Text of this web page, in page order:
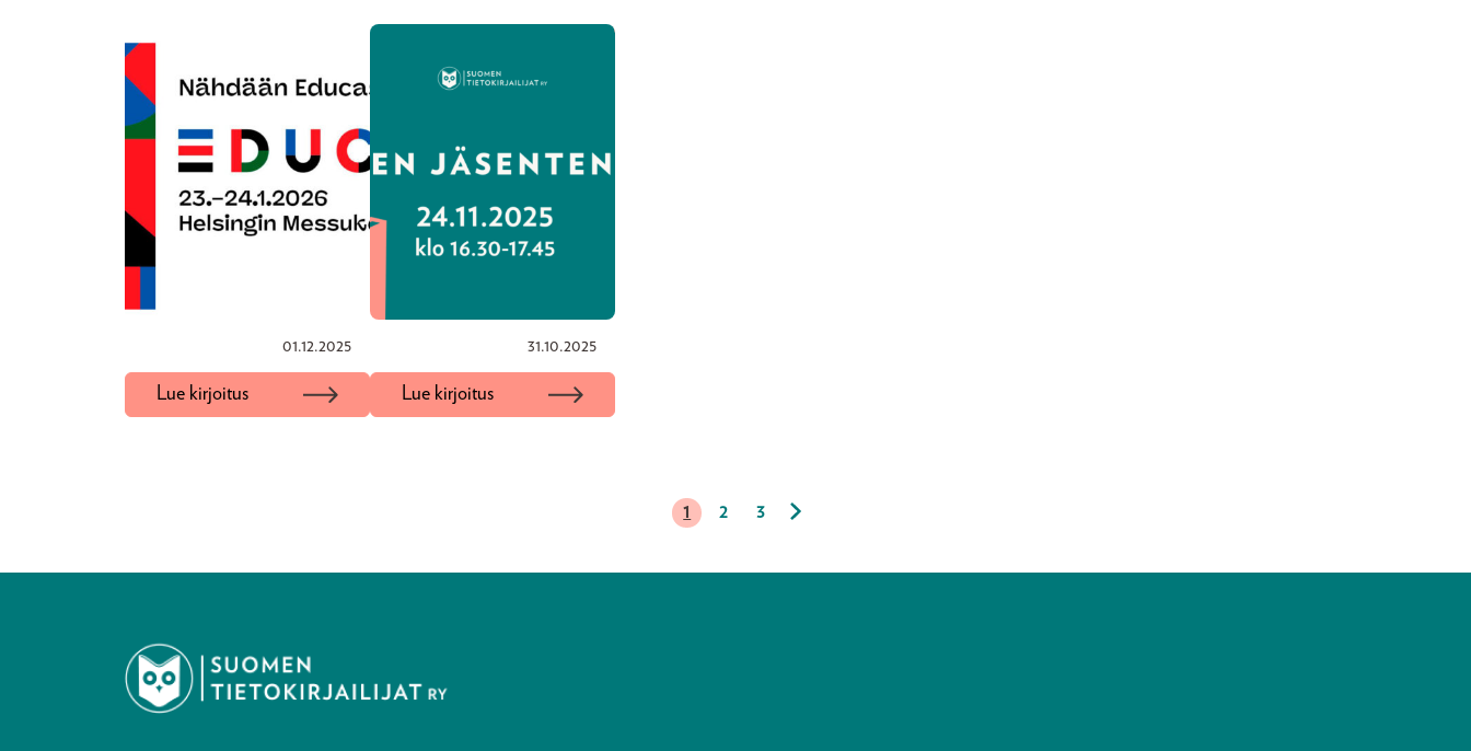
01.12.2025
Lue kirjoitus
31.10.2025
Lue kirjoitus
1 2 3